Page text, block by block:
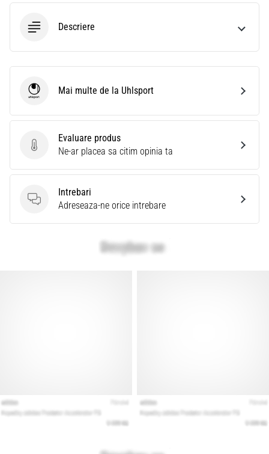
Descriere
Evaluare produs
Evaluare produs
Ne-ar placea sa citim opinia ta
Intrebari
Intrebari
Adreseaza-ne orice intrebare
UhlsportMai multe de la Uhlsport